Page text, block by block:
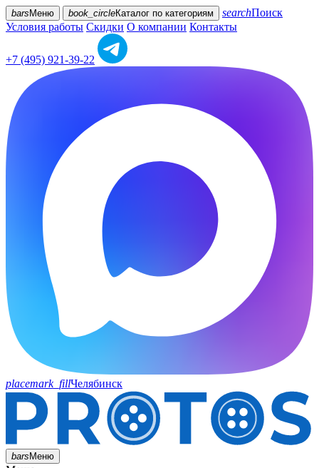
bars Меню book_circleКаталог по категориям searchПоиск
Условия работы Скидки О компании Контакты
+7 (495) 921-39-22
placemark_fillЧелябинск
barsМеню